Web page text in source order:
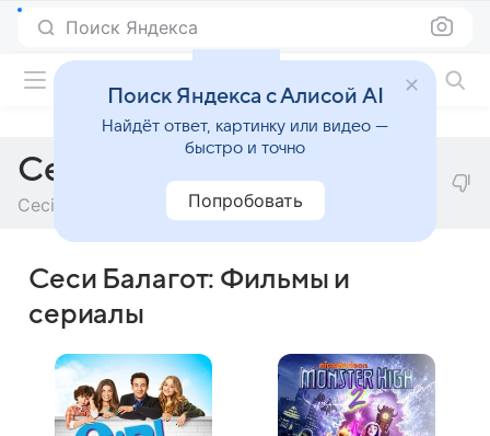
Поиск Яндекса
Сеси Балагот
Ceci Balagot
Сеси Балагот: Фильмы и
сериалы
Поиск Яндекса с Алисой AI
Найдёт ответ, картинку или видео —
быстро и точно
Попробовать